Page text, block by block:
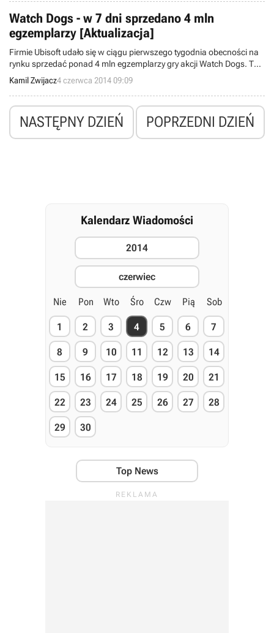
Watch Dogs - w 7 dni sprzedano 4 mln
egzemplarzy [Aktualizacja]
Firmie Ubisoft udało się w ciągu pierwszego tygodnia obecności na
rynku sprzedać ponad 4 mln egzemplarzy gry akcji Watch Dogs. Taki
wynik pozwolił produkcji uzyskać tytuł najlepszego debiutu nowej
marki w historii oraz najlepiej sprzedającego się projektu ze stajni
francuskiego koncernu w pierwszych siedmiu dniach dostępności w
sklepach.
Kamil Zwijacz4 czerwca 2014 09:09
NASTĘPNY DZIEŃ POPRZEDNI DZIEŃ
Kalendarz Wiadomości
2014
czerwiec
Nie Pon Wto Śro Czw Pią Sob
1 2 3 4 5 6 7
8 9 10 11 12 13 14
15 16 17 18 19 20 21
22 23 24 25 26 27 28
29 30
Top News